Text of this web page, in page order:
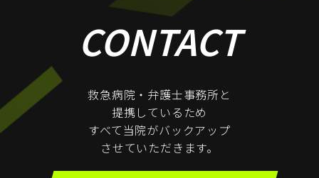
CONTACT
救急病院・弁護士事務所と
提携しているため
すべて当院がバックアップ
させていただきます。